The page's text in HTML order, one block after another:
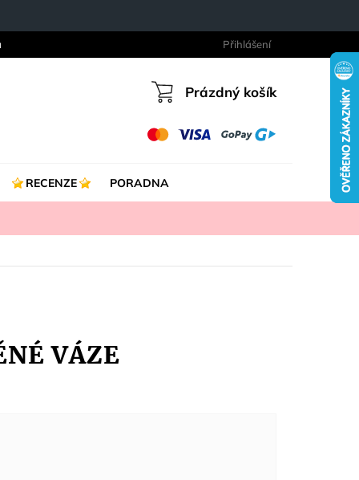
Přihlášení
Nákupní
Prázdný košík
RECENZE PORADNA
VÁZE